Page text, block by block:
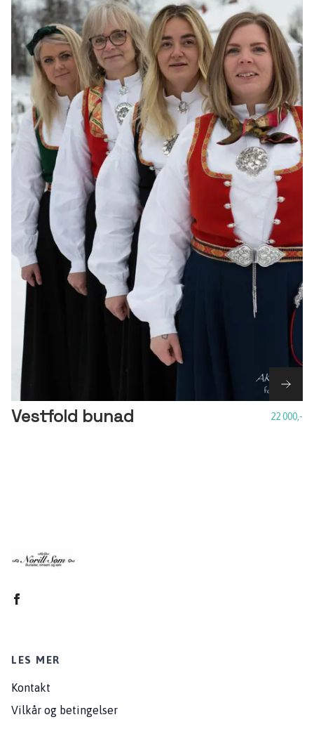
Vestfold bunad 22 000,-
LES MER
Kontakt
Vilkår og betingelser